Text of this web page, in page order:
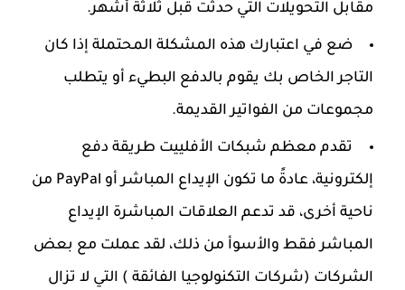
مقابل التحويلات التي حدثت قبل ثلاثة أشهر.
ضع في اعتبارك هذه المشكلة المحتملة إذا كان
التاجر الخاص بك يقوم بالدفع البطيء أو يتطلب
مجموعات من الفواتير القديمة.
تقدم معظم شبكات الأفلييت طريقة دفع
إلكترونية، عادةً ما تكون الإيداع المباشر أو PayPal من
ناحية أخرى، قد تدعم العلاقات المباشرة الإيداع
المباشر فقط والأسوأ من ذلك، لقد عملت مع بعض
الشركات (شركات التكنولوجيا الفائقة ) التي لا تزال